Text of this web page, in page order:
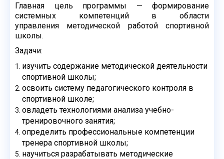
Главная цель программы — формирование
системных компетенций в области
управления методической работой спортивной
школы.
Задачи:
изучить содержание методической деятельности
спортивной школы;
освоить систему педагогического контроля в
спортивной школе;
овладеть технологиями анализа учебно-
тренировочного занятия;
определить профессиональные компетенции
тренера спортивной школы;
научиться разрабатывать методические